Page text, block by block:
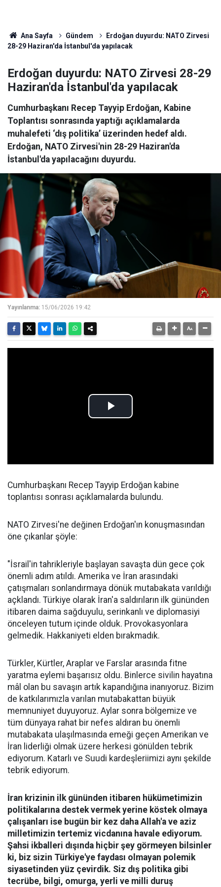
Ana Sayfa Gündem
Erdoğan duyurdu: NATO Zirvesi
28-29 Haziran'da İstanbul'da yapılacak
Erdoğan duyurdu: NATO Zirvesi 28-29
Haziran'da İstanbul'da yapılacak
Cumhurbaşkanı Recep Tayyip Erdoğan, Kabine
Toplantısı sonrasında yaptığı açıklamalarda
muhalefeti ‘dış politika’ üzerinden hedef aldı.
Erdoğan, NATO Zirvesi'nin 28-29 Haziran'da
İstanbul'da yapılacağını duyurdu.
Yayınlanma: 15/06/2026 19:42
Cumhurbaşkanı Recep Tayyip Erdoğan kabine
toplantısı sonrası açıklamalarda bulundu.
NATO Zirvesi'ne değinen Erdoğan'ın konuşmasından
öne çıkanlar şöyle:
"İsrail'in tahrikleriyle başlayan savaşta dün gece çok
önemli adım atıldı. Amerika ve İran arasındaki
çatışmaları sonlandırmaya dönük mutabakata varıldığı
açklandı. Türkiye olarak İran'a saldırıların ilk gününden
itibaren daima sağduyulu, serinkanlı ve diplomasiyi
önceleyen tutum içinde olduk. Provokasyonlara
gelmedik. Hakkaniyeti elden bırakmadık.
Türkler, Kürtler, Araplar ve Farslar arasında fitne
yaratma eylemi başarısız oldu. Binlerce sivilin hayatına
mâl olan bu savaşın artık kapandığına inanıyoruz. Bizim
de katkılarımızla varılan mutabakattan büyük
memnuniyet duyuyoruz. Aylar sonra bölgemize ve
tüm dünyaya rahat bir nefes aldıran bu önemli
mutabakata ulaşılmasında emeği geçen Amerikan ve
İran liderliği olmak üzere herkesi gönülden tebrik
ediyorum. Katarlı ve Suudi kardeşleriimizi aynı şekilde
tebrik ediyorum.
İran krizinin ilk gününden itibaren hükümetimizin
politikalarına destek vermek yerine köstek olmaya
çalışanları ise bugün bir kez daha Allah'a ve aziz
milletimizin tertemiz vicdanına havale ediyorum.
Şahsi ikballeri dışında hiçbir şey görmeyen bilsinler
ki, biz sizin Türkiye'ye faydası olmayan polemik
siyasetinden yüz çevirdik. Siz dış politika gibi
tecrübe, bilgi, omurga, yerli ve milli duruş